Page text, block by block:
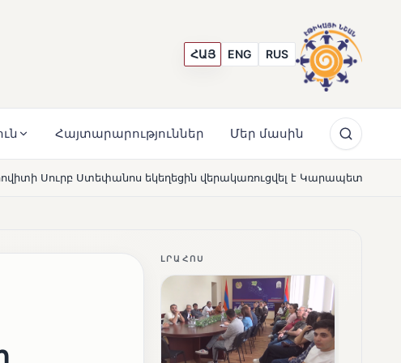
ՀԱՅ ENG RUS
Հայտարարություններ Մեր մասին
եկեղեցին վերակառուցվել է Կարապետյան ընտանիքի
ԼՐԱՀՈՍ